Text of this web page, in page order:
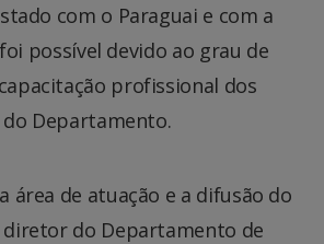
com o Paraguai e com a
possível devido ao grau de
profissional dos
Departamento.
área de atuação e a difusão do
do Departamento de